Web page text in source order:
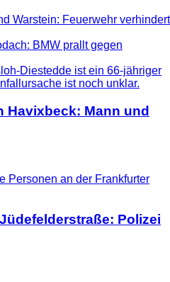
Warstein: Feuerwehr verhindert
BMW prallt gegen
Havixbeck: Mann und
Polizei